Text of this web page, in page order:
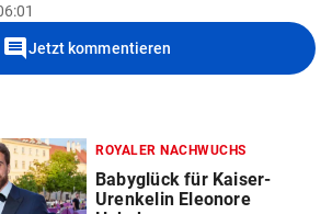
commentJetzt kommentieren
ROYALER NACHWUCHS
Babyglück für Kaiser-
Urenkelin Eleonore